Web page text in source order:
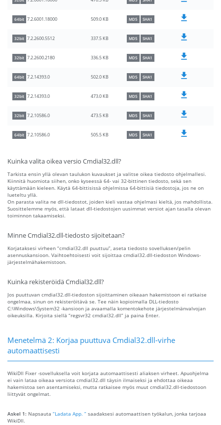
64bit 7.2.6001.18000 509.0 KB MD5 SHA1
32bit 7.2.2600.5512 337.5 KB MD5 SHA1
32bit 7.2.2600.2180 336.5 KB MD5 SHA1
64bit 7.2.14393.0 502.0 KB MD5 SHA1
32bit 7.2.14393.0 473.0 KB MD5 SHA1
32bit 7.2.10586.0 473.5 KB MD5 SHA1
64bit 7.2.10586.0 505.5 KB MD5 SHA1
Kuinka valita oikea versio Cmdial32.dll?
Tarkista ensin yllä olevan taulukon kuvaukset ja valitse oikea tiedosto ohjelmallesi.
Kiinnitä huomiota siihen, onko kyseessä 64- vai 32-bittinen tiedosto, sekä sen
käyttämään kieleen. Käytä 64-bittisissä ohjelmissa 64-bittisiä tiedostoja, jos ne on
lueteltu yllä.
On parasta valita ne dll-tiedostot, joiden kieli vastaa ohjelmasi kieltä, jos mahdollista.
Suosittelemme myös, että lataat dll-tiedostojen uusimmat versiot ajan tasalla olevan
toiminnon takaamiseksi.
Minne Cmdial32.dll-tiedosto sijoitetaan?
Korjataksesi virheen “cmdial32.dll puuttuu”, aseta tiedosto sovelluksen/pelin
asennuskansioon. Vaihtoehtoisesti voit sijoittaa cmdial32.dll-tiedoston Windows-
järjestelmähakemistoon.
Kuinka rekisteröidä Cmdial32.dll?
Jos puuttuvan cmdial32.dll-tiedoston sijoittaminen oikeaan hakemistoon ei ratkaise
ongelmaa, sinun on rekisteröitävä se. Tee näin kopioimalla DLL-tiedosto
C:\Windows\System32 -kansioon ja avaamalla komentokehote järjestelmänvalvojan
oikeuksilla. Kirjoita siellä “regsvr32 cmdial32.dll” ja paina Enter.
Menetelmä 2: Korjaa puuttuva Cmdial32.dll-virhe
automaattisesti
WikiDll Fixer -sovelluksella voit korjata automaattisesti aliaksen virheet. Apuohjelma
ei vain lataa oikeaa versiota cmdial32.dll täysin ilmaiseksi ja ehdottaa oikeaa
hakemistoa sen asentamiseksi, mutta ratkaisee myös muut cmdial32.dll-tiedostoon
liittyvät ongelmat.
Askel 1: Napsauta “Ladata App. ” saadaksesi automaattisen työkalun, jonka tarjoaa
WikiDll.